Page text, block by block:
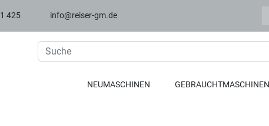
425 info@reiser-gm.de
NEUMASCHINEN GEBRAUCHTMASCHINEN